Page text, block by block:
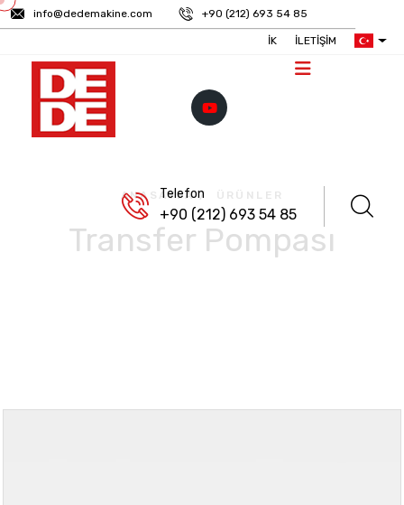
info@dedemakine.com +90 (212) 693 54 85
İK İLETIŞIM
Telefon
+90 (212) 693 54 85
ANASAYFA/ ÜRÜNLER
Transfer Pompası